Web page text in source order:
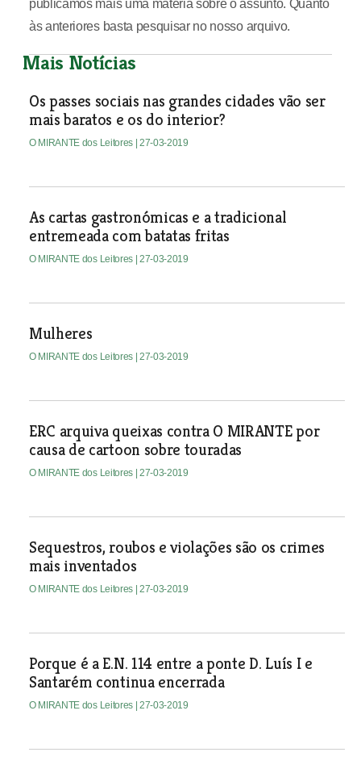
publicamos mais uma matéria sobre o assunto. Quanto
às anteriores basta pesquisar no nosso arquivo.
Mais Notícias
Os passes sociais nas grandes cidades vão ser
mais baratos e os do interior?
O MIRANTE dos Leitores | 27-03-2019
As cartas gastronómicas e a tradicional
entremeada com batatas fritas
O MIRANTE dos Leitores | 27-03-2019
Mulheres
O MIRANTE dos Leitores | 27-03-2019
ERC arquiva queixas contra O MIRANTE por
causa de cartoon sobre touradas
O MIRANTE dos Leitores | 27-03-2019
Sequestros, roubos e violações são os crimes
mais inventados
O MIRANTE dos Leitores | 27-03-2019
Porque é a E.N. 114 entre a ponte D. Luís I e
Santarém continua encerrada
O MIRANTE dos Leitores | 27-03-2019